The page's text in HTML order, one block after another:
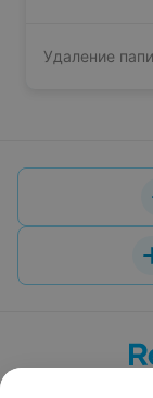
Удаление